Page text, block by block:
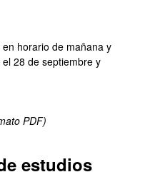
horario de mañana y
28 de septiembre y
PDF)
estudios